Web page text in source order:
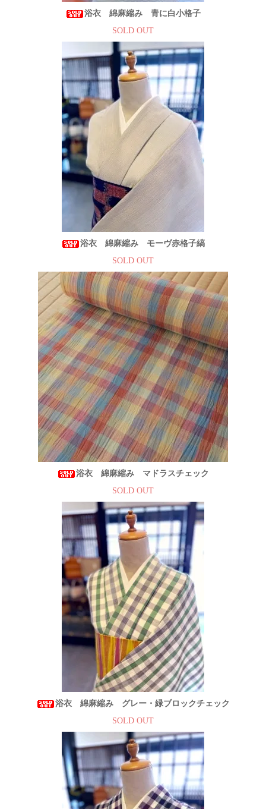
浴衣 綿麻縮み 青に白小格子
SOLD OUT
浴衣 綿麻縮み モーヴ赤格子縞
SOLD OUT
浴衣 綿麻縮み マドラスチェック
SOLD OUT
浴衣 綿麻縮み グレー・緑ブロックチェック
SOLD OUT